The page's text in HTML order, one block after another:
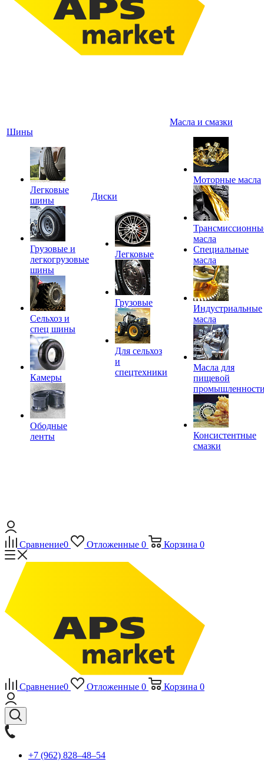
Шины
Легковые
шины
Грузовые и
легкогрузовые
шины
Сельхоз и
спец шины
Камеры
Ободные
ленты
Диски
Легковые
Грузовые
Для сельхоз
и
спецтехники
Масла и смазки
Моторные масла
масла
Специальные
масла
Индустриальные
масла
Масла для
пищевой
Консистентные
смазки
Сравнение0 Отложенные 0 Корзина 0
Сравнение0 Отложенные 0 Корзина 0
+7 (962) 828‒48‒54